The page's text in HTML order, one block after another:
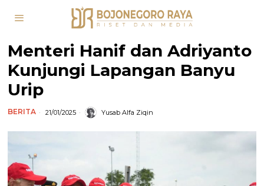
Menteri Hanif dan Adriyanto
Kunjungi Lapangan Banyu
Urip
BERITA 21/01/2025 Yusab Alfa Ziqin